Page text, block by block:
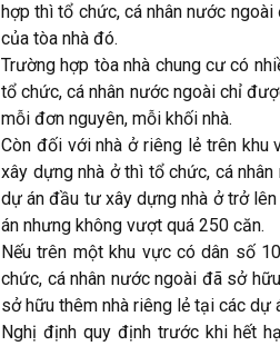
hợp thì tổ chức, cá nhân nước
của tòa nhà đó.
Trường hợp tòa nhà chung cư có
tổ chức, cá nhân nước ngoài chỉ
mỗi đơn nguyên, mỗi khối nhà.
Còn đối với nhà ở riêng lẻ trên
xây dựng nhà ở thì tổ chức, cá
dự án đầu tư xây dựng nhà ở trở
án nhưng không vượt quá 250 căn.
Nếu trên một khu vực có dân số
chức, cá nhân nước ngoài đã sở
sở hữu thêm nhà riêng lẻ tại các dự
Nghị định quy định trước khi hết